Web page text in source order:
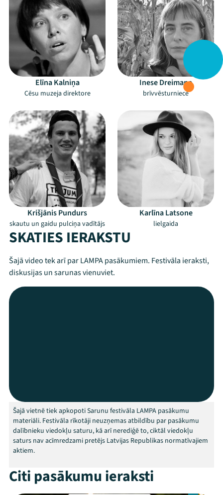
Festivāls
Programma
Viņi bija LAMPĀ 2026
Elīna Kalniņa
Cēsu muzeja direktore
Inese Dreimane
brīvvēsturniece
Krišjānis Pundurs
skautu un gaidu pulciņa vadītājs
Karlīna Latsone
lielgaida
SKATIES IERAKSTU
Šajā video tek arī par LAMPA pasākumiem. Festivāla ieraksti,
diskusijas un sarunas vienuviet.
Šajā vietnē tiek apkopoti Sarunu festivāla LAMPA pasākumu
materiāli. Festivāla rīkotāji neuzņemas atbildību par pasākumu
dalībnieku viedokļu saturu, kā arī nerediģē to, ciktāl viedokļu
saturs nav acīmredzami pretējs Latvijas Republikas normatīvajiem
aktiem.
Citi pasākumu ieraksti